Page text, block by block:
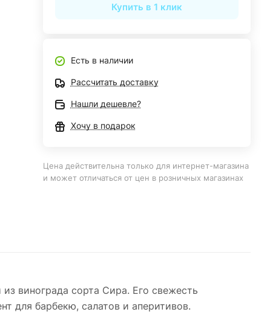
Купить в 1 клик
Есть в наличии
Рассчитать доставку
Нашли дешевле?
Хочу в подарок
Цена действительна только для интернет-магазина
и может отличаться от цен в розничных магазинах
винограда сорта Сира. Его свежесть
для барбекю, салатов и аперитивов.